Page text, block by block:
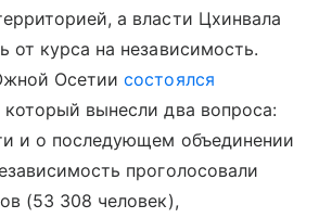
а власти Цхинвала
от курса на независимость.
Осетиисостоялся
который вынесли два вопроса:
и о последующем объединении
проголосовали
(53 308 человек),